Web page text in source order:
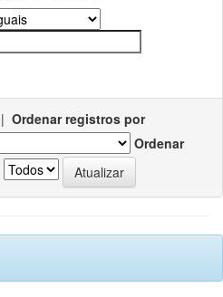
| Ordenar registros por
Ordenar